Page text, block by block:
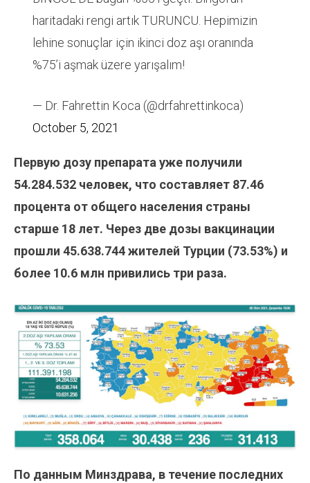
haritadaki rengi artık TURUNCU. Hepimizin
lehine sonuçlar için ikinci doz aşı oranında
%75’i aşmak üzere yarışalım!
— Dr. Fahrettin Koca (@drfahrettinkoca)
October 5, 2021
Первую дозу препарата уже получили
54.284.532 человек, что составляет 87.46
процента от общего населения страны
старше 18 лет. Через две дозы вакцинации
прошли 45.638.744жителей Турции (73.53%) и
более 10.6 млн привились три раза.
По данным Минздрава, в течение последних